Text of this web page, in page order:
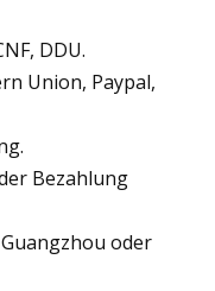
DDU.
Union, Paypal,
Bezahlung
oder